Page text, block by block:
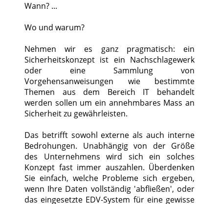
Wann? ...
Wo und warum?
Nehmen wir es ganz pragmatisch: ein
Sicherheitskonzept ist ein Nachschlagewerk
oder eine Sammlung von
Vorgehensanweisungen wie bestimmte
Themen aus dem Bereich IT behandelt
werden sollen um ein annehmbares Mass an
Sicherheit zu gewährleisten.
Das betrifft sowohl externe als auch interne
Bedrohungen. Unabhängig von der Größe
des Unternehmens wird sich ein solches
Konzept fast immer auszahlen. Überdenken
Sie einfach, welche Probleme sich ergeben,
wenn Ihre Daten vollständig 'abfließen', oder
das eingesetzte EDV-System für eine gewisse